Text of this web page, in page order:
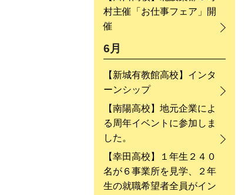
村主催「お仕事フェア」開
催
6月
【新城有教館高校】インタ
ーンシップ
【南陽高校】地元企業によ
る周年イベントに参加しま
した。
【幸田高校】１年生２４０
名が６事業所を見学、２年
生の就職希望者全員がイン